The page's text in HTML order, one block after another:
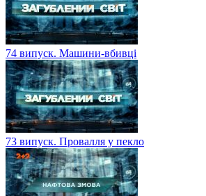
74 випуск. Машини-вбивці
73 випуск. Провалля у пекло